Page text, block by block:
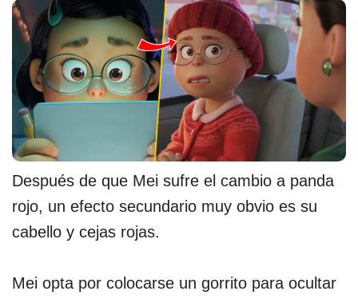
Después de que Mei sufre el cambio a panda
rojo, un efecto secundario muy obvio es su
cabello y cejas rojas.
Mei opta por colocarse un gorrito para ocultar